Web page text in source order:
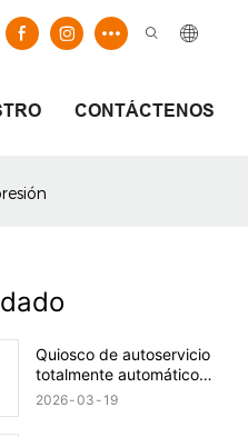
CONTÁCTENOS
Quiosco de autoservicio
totalmente automático
para fundas de teléfono
2026 03 19